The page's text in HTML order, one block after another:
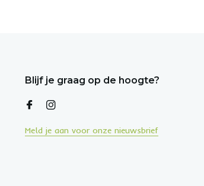
Blijf je graag op de hoogte?
Meld je aan voor onze nieuwsbrief